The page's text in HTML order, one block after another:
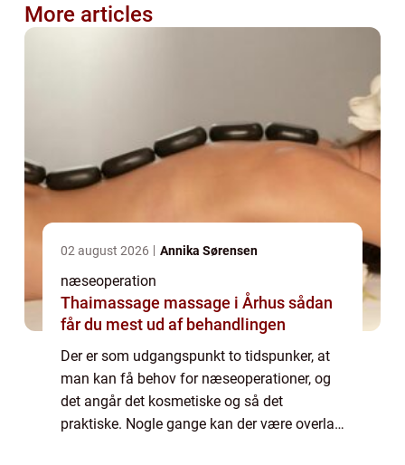
More articles
02 august 2026 Annika Sørensen
næseoperation
Thaimassage massage i Århus sådan
får du mest ud af behandlingen
Der er som udgangspunkt to tidspunker, at
man kan få behov for næseoperationer, og
det angår det kosmetiske og så det
praktiske. Nogle gange kan der være overlap